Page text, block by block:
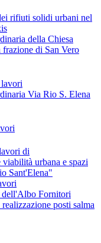
rifiuti solidi urbani nel
della Chiesa
di San Vero
Via Rio S. Elena
di
urbana e spazi
Sant'Elena"
Fornitori
posti salma